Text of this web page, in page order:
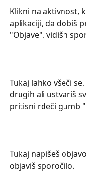
Klikni na aktivnost,
aplikaciji, da dobiš
"Objave", vidišh
Tukaj lahko všeči
drugih ali ustvariš
pritisni rdeči gumb
Tukaj napišeš
objaviš sporočilo.